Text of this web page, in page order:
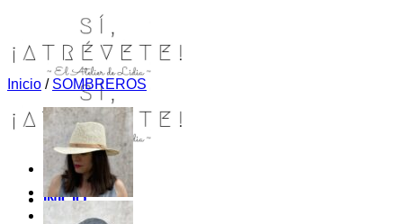
INICIO
TIENDA
Inicio / SOMBREROS